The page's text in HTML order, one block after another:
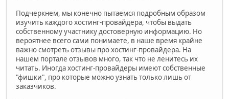
Подчеркнем, мы конечно пытаемся подробным образом
изучить каждого хостинг-провайдера, чтобы выдать
собственному участнику достоверную информацию. Но
вероятнее всего сами понимаете, в наше время крайне
важно смотреть отзывы про хостинг-провайдера. На
нашем портале отзывов много, так что не ленитесь их
читать. Иногда хостинг-провайдеры имеют собственные
"фишки", про которые можно узнать только лишь от
заказчиков.